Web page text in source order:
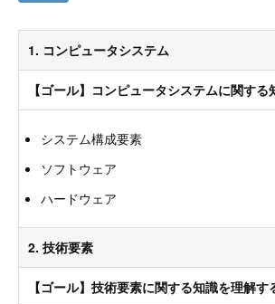
1. コンピュータシステム
【ゴール】コンピュータシステムに関する
システム構成要素
ソフトウェア
ハードウェア
2. 技術要素
【ゴール】技術要素に関する知識を理解す